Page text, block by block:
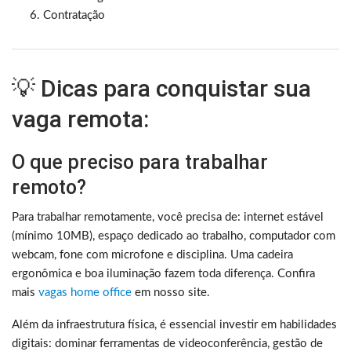
Contratação
💡 Dicas para conquistar sua
vaga remota:
O que preciso para trabalhar
remoto?
Para trabalhar remotamente, você precisa de: internet estável
(mínimo 10MB), espaço dedicado ao trabalho, computador com
webcam, fone com microfone e disciplina. Uma cadeira
ergonômica e boa iluminação fazem toda diferença. Confira
mais vagas home office em nosso site.
Além da infraestrutura física, é essencial investir em habilidades
digitais: dominar ferramentas de videoconferência, gestão de